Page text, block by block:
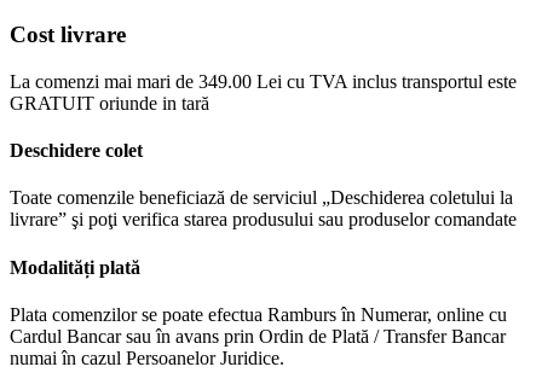
Cost livrare
La comenzi mai mari de 349.00 Lei cu TVA inclus transportul este
GRATUIT oriunde in tară
Deschidere colet
Toate comenzile beneficiază de serviciul „Deschiderea coletului la
livrare” şi poţi verifica starea produsului sau produselor comandate
Modalități plată
Plata comenzilor se poate efectua Ramburs în Numerar, online cu
Cardul Bancar sau în avans prin Ordin de Plată / Transfer Bancar
numai în cazul Persoanelor Juridice.